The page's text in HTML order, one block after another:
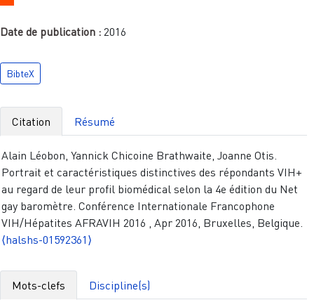
Date de publication : 2016
BibteX
Citation Résumé
Alain Léobon, Yannick Chicoine Brathwaite, Joanne Otis.
Portrait et caractéristiques distinctives des répondants VIH+
au regard de leur profil biomédical selon la 4e édition du Net
gay baromètre. Conférence Internationale Francophone
VIH/Hépatites AFRAVIH 2016 , Apr 2016, Bruxelles, Belgique.
⟨halshs-01592361⟩
Mots-clefs Discipline(s)